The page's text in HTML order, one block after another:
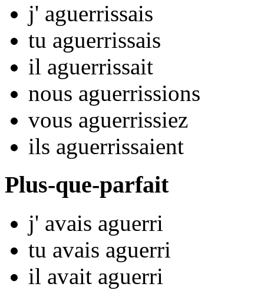
j' aguerrissais
tu aguerrissais
il aguerrissait
nous aguerrissions
vous aguerrissiez
ils aguerrissaient
Plus-que-parfait
j' avais aguerri
tu avais aguerri
il avait aguerri